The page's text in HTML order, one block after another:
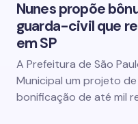
Nunes propõe
guarda-civil que
em SP
A Prefeitura de São
Municipal um projeto
bonificação de até mil